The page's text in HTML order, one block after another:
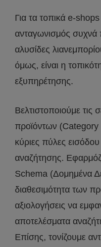
Για τα τοπικά e-
ανταγωνισμός συχνά
αλυσίδες
όμως, είναι η
εξυπηρέτησης.
Βελτιστοποιούμε τις
προϊόντων (Category
κύριες πύλες
αναζήτησης.
Schema (Δομημένα
διαθεσιμότητα των
αξιολογήσεις να
αποτελέσματα
Επίσης, τονίζουμε